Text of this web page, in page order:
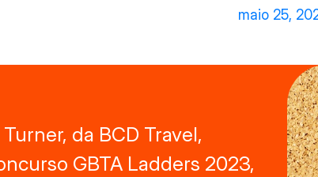
maio 25,
da BCD Travel,
GBTA Ladders 2023,